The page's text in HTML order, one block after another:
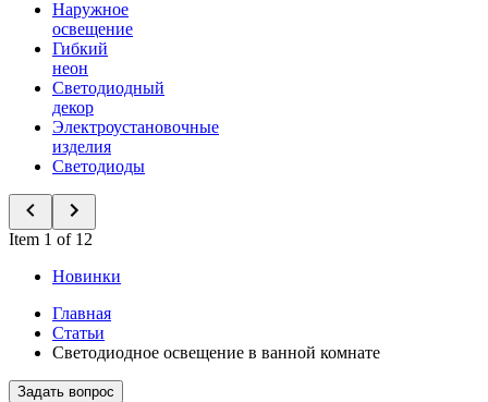
Наружное
освещение
Гибкий
неон
Светодиодный
декор
Электроустановочные
изделия
Светодиоды
Item 1 of 12
Новинки
Главная
Статьи
Светодиодное освещение в ванной комнате
Задать вопрос